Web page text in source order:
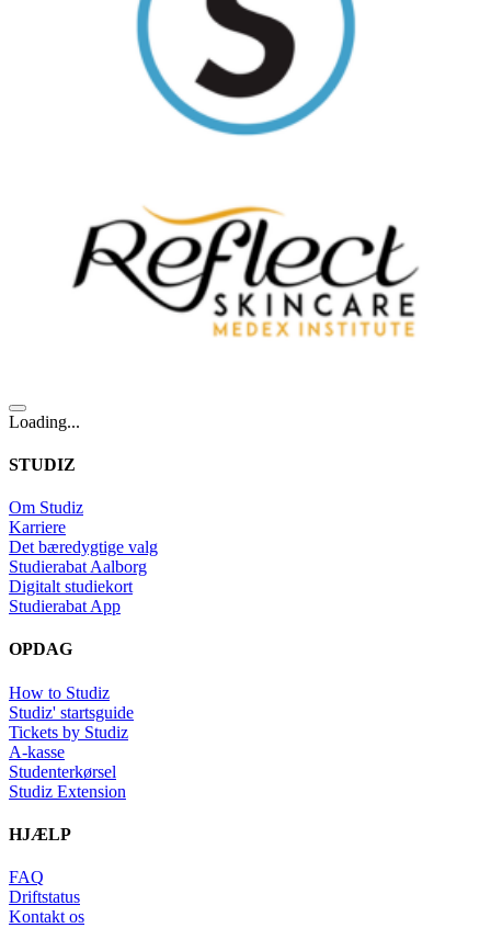
Loading...
STUDIZ
Om Studiz
Karriere
Det bæredygtige valg
Studierabat Aalborg
Digitalt studiekort
Studierabat App
OPDAG
How to Studiz
Studiz' startsguide
Tickets by Studiz
A-kasse
Studenterkørsel
Studiz Extension
HJÆLP
FAQ
Driftstatus
Kontakt os